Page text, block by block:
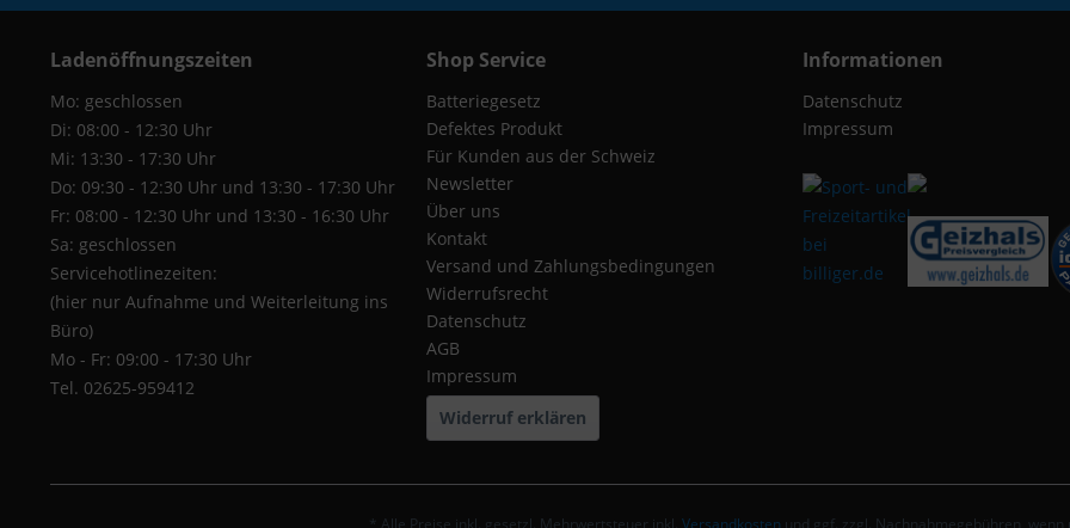
Ladenöffnungszeiten
Mo: geschlossen
Di: 08:00 - 12:30 Uhr
Mi: 13:30 - 17:30 Uhr
Do: 09:30 - 12:30 Uhr und 13:30 - 17:30 Uhr
Fr: 08:00 - 12:30 Uhr und 13:30 - 16:30 Uhr
Sa: geschlossen
Servicehotlinezeiten:
(hier nur Aufnahme und Weiterleitung ins
Büro)
Mo - Fr: 09:00 - 17:30 Uhr
Tel. 02625-959412
Shop Service
Batteriegesetz
Defektes Produkt
Für Kunden aus der Schweiz
Newsletter
Über uns
Kontakt
Versand und Zahlungsbedingungen
Widerrufsrecht
Datenschutz
AGB
Impressum
Widerruf erklären
Informationen
Datenschutz
Impressum